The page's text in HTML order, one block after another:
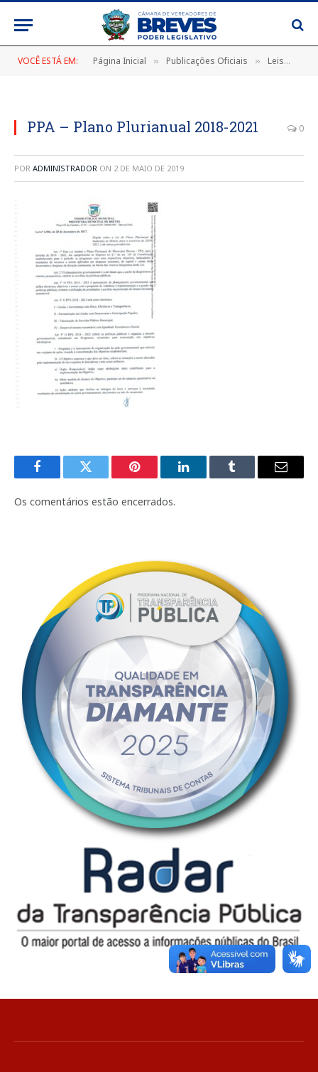
VOCÊ ESTÁ EM: Página Inicial » Publicações Oficiais » Leis
PPA – Plano Plurianual 2018-2021 0
POR ADMINISTRADOR ON 2 DE MAIO DE 2019
FacebookTwitter Pinterest LinkedInTumblr
E-
Os comentários estão encerrados.